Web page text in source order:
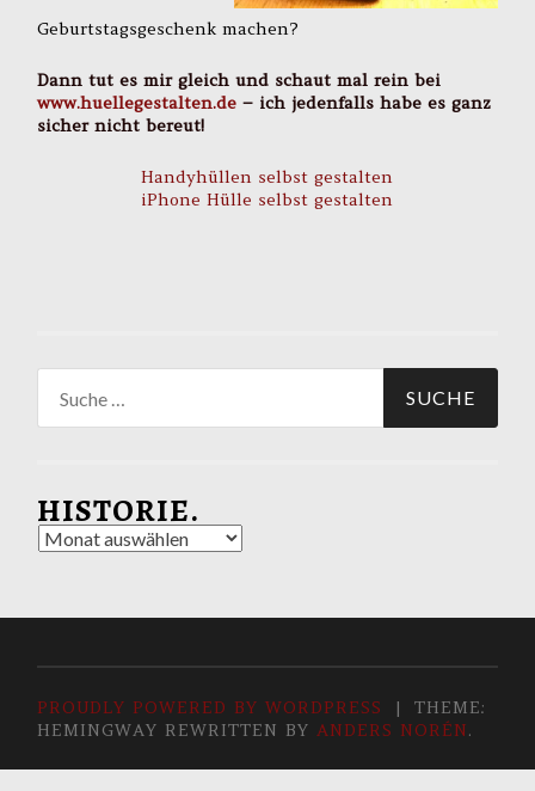
Geburtstagsgeschenk machen?
Dann tut es mir gleich und schaut mal rein bei
www.huellegestalten.de – ich jedenfalls habe es ganz
sicher nicht bereut!
Handyhüllen selbst gestalten
iPhone Hülle selbst gestalten
nach:
HISTORIE.
Historie.
PROUDLY POWERED BY WORDPRESS |
THEME:
HEMINGWAY REWRITTEN BY ANDERS NORÉN.